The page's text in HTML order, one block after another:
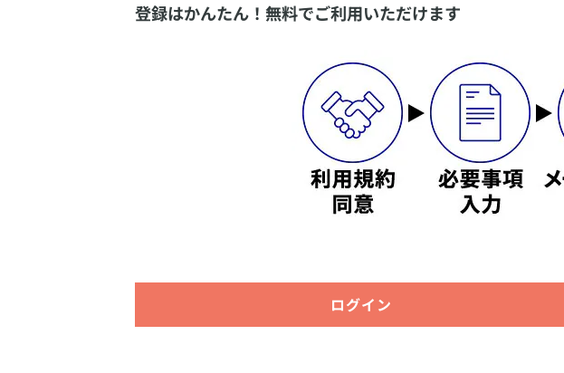
​登録はかんたん！無料でご利用いただけます
ログイン